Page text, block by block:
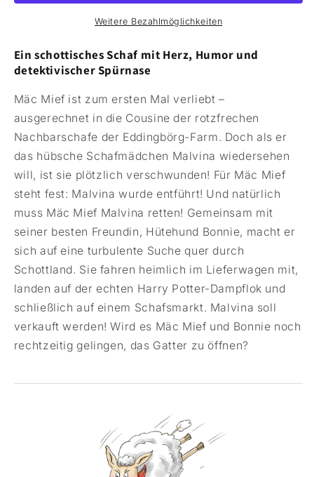
Weitere Bezahlmöglichkeiten
Ein schottisches Schaf mit Herz, Humor und
detektivischer Spürnase
Mäc Mief ist zum ersten Mal verliebt –
ausgerechnet in die Cousine der rotzfrechen
Nachbarschafe der Eddingbörg-Farm. Doch als er
das hübsche Schafmädchen Malvina wiedersehen
will, ist sie plötzlich verschwunden! Für Mäc Mief
steht fest: Malvina wurde entführt! Und natürlich
muss Mäc Mief Malvina retten! Gemeinsam mit
seiner besten Freundin, Hütehund Bonnie, macht er
sich auf eine turbulente Suche quer durch
Schottland. Sie fahren heimlich im Lieferwagen mit,
landen auf der echten Harry Potter-Dampflok und
schließlich auf einem Schafsmarkt. Malvina soll
verkauft werden! Wird es Mäc Mief und Bonnie noch
rechtzeitig gelingen, das Gatter zu öffnen?